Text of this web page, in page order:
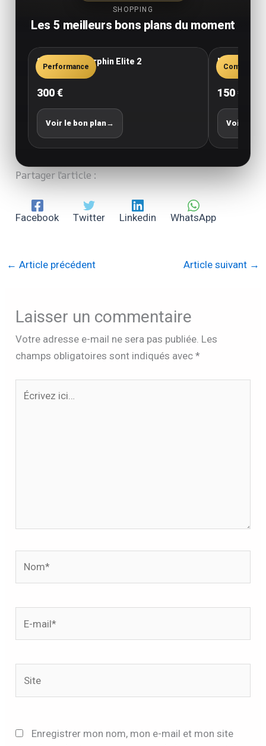
SHOPPING
Les 5 meilleurs bons plans du moment
Performance
Saucony Endorphin Elite 2
300 €
Voir le bon plan→
Confort
New
150 €
Voir le
Partager l'article :
Facebook Twitter Linkedin WhatsApp
← Article précédent Article suivant →
Laisser un commentaire
Votre adresse e-mail ne sera pas publiée. Les
champs obligatoires sont indiqués avec*
mail*
Enregistrer mon nom, mon e-mail et mon site